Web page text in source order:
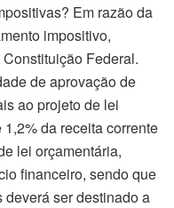
Em razão da
impositivo,
Federal.
de aprovação de
ao projeto de lei
da receita corrente
lei orçamentária,
financeiro, sendo que
ser destinado a